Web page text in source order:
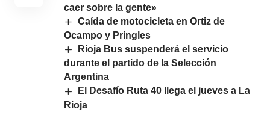
caer sobre la gente»
Caída de motocicleta en Ortiz de
Ocampo y Pringles
Rioja Bus suspenderá el servicio
durante el partido de la Selección
Argentina
El Desafío Ruta 40 llega el jueves a La
Rioja